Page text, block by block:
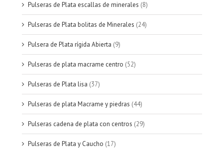
Pulseras de Plata escallas de minerales (8)
Pulseras de Plata bolitas de Minerales (24)
Pulsera de Plata rígida Abierta (9)
Pulseras de plata macrame centro (52)
Pulseras de Plata lisa (37)
Pulseras de plata Macrame y piedras (44)
Pulseras cadena de plata con centros (29)
Pulseras de Plata y Caucho (17)